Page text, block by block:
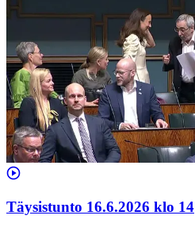
Täysistunto 16.6.2026 klo 14